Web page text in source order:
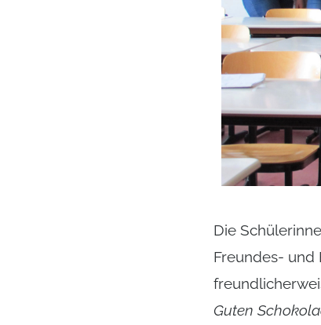
Die
Freundes- und
Guten